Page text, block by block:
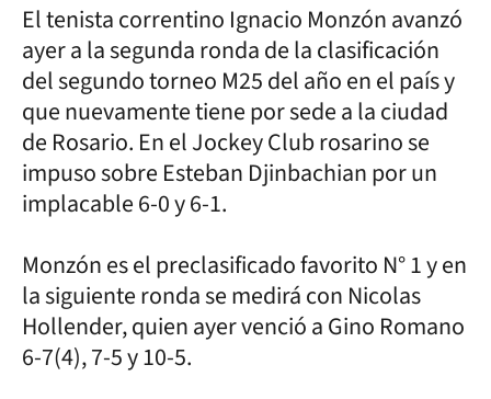
El tenista correntino Ignacio Monzón avanzó
ayer a la segunda ronda de la clasificación
del segundo torneo M25 del año en el país y
que nuevamente tiene por sede a la ciudad
de Rosario. En el Jockey Club rosarino se
impuso sobre Esteban Djinbachian por un
implacable 6-0 y 6-1.
Monzón es el preclasificado favorito N° 1 y en
la siguiente ronda se medirá con Nicolas
Hollender, quien ayer venció a Gino Romano
6-7(4), 7-5 y 10-5.